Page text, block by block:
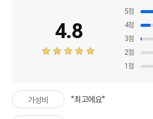
4.8
5점
4점
3점
2점
1 점
가성비 "최고에요"